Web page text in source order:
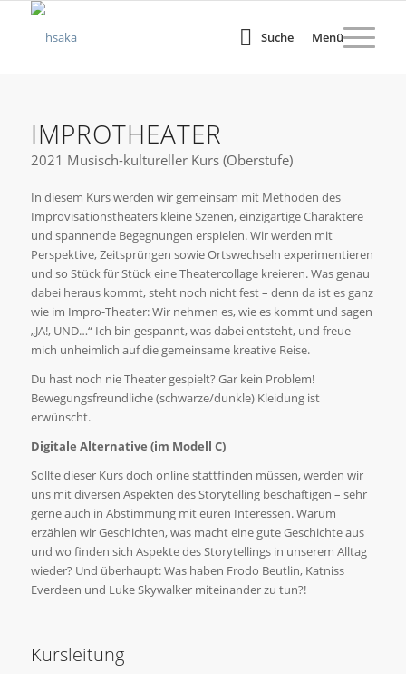
Suche Menü
IMPROTHEATER
2021 Musisch-kultureller Kurs (Oberstufe)
In diesem Kurs werden wir gemeinsam mit Methoden des
Improvisationstheaters kleine Szenen, einzigartige Charaktere
und spannende Begegnungen erspielen. Wir werden mit
Perspektive, Zeitsprüngen sowie Ortswechseln experimentieren
und so Stück für Stück eine Theatercollage kreieren. Was genau
dabei heraus kommt, steht noch nicht fest – denn da ist es ganz
wie im Impro-Theater: Wir nehmen es, wie es kommt und sagen
„JA!, UND…“ Ich bin gespannt, was dabei entsteht, und freue
mich unheimlich auf die gemeinsame kreative Reise.
Du hast noch nie Theater gespielt? Gar kein Problem!
Bewegungsfreundliche (schwarze/dunkle) Kleidung ist
erwünscht.
Digitale Alternative (im Modell C)
Sollte dieser Kurs doch online stattfinden müssen, werden wir
uns mit diversen Aspekten des Storytelling beschäftigen – sehr
gerne auch in Abstimmung mit euren Interessen. Warum
erzählen wir Geschichten, was macht eine gute Geschichte aus
und wo finden sich Aspekte des Storytellings in unserem Alltag
wieder? Und überhaupt: Was haben Frodo Beutlin, Katniss
Everdeen und Luke Skywalker miteinander zu tun?!
Kursleitung